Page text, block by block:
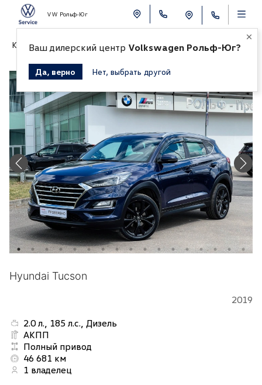
VW Рольф-Юг
К СПИСКУ АВТОМОБИЛЕЙ
Hyundai Tucson
2019
2.0 л., 185 л.с., Дизель
АКПП
Полный привод
46 681 км
1 владелец
Ваш дилерский центр Volkswagen Рольф-Юг?
Да, верно Нет, выбрать другой